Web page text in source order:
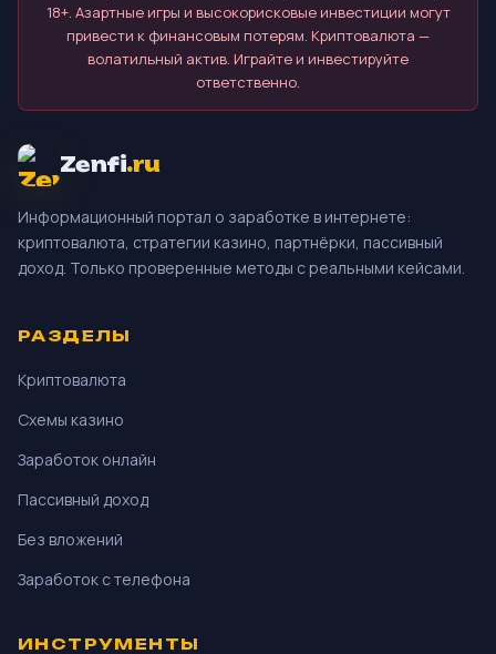
18+. Азартные игры и высокорисковые инвестиции могут
привести к финансовым потерям. Криптовалюта —
волатильный актив. Играйте и инвестируйте
ответственно.
Zenfi.ru
Информационный портал о заработке в интернете:
криптовалюта, стратегии казино, партнёрки, пассивный
доход. Только проверенные методы с реальными кейсами.
РАЗДЕЛЫ
Криптовалюта
Схемы казино
Заработок онлайн
Пассивный доход
Без вложений
Заработок с телефона
ИНСТРУМЕНТЫ